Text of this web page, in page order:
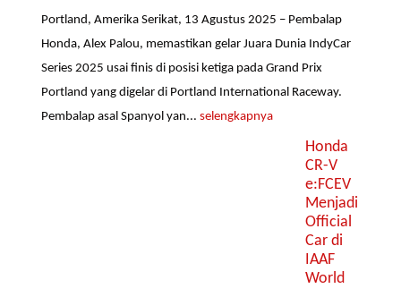
Portland, Amerika Serikat, 13 Agustus 2025 – Pembalap
Honda, Alex Palou, memastikan gelar Juara Dunia IndyCar
Series 2025 usai finis di posisi ketiga pada Grand Prix
Portland yang digelar di Portland International Raceway.
Pembalap asal Spanyol yan...selengkapnya
Honda
CR-V
e:FCEV
Menjadi
Official
Car di
IAAF
World